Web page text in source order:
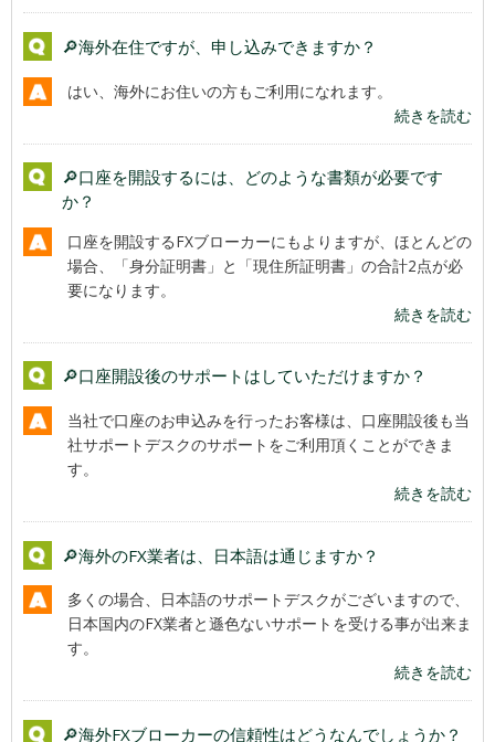
🔎海外在住ですが、申し込みできますか？
はい、海外にお住いの方もご利用になれます。
続きを読む
🔎口座を開設するには、どのような書類が必要です
か？
口座を開設するFXブローカーにもよりますが、ほとんどの
場合、「身分証明書」と「現住所証明書」の合計2点が必
要になります。
続きを読む
🔎口座開設後のサポートはしていただけますか？
当社で口座のお申込みを行ったお客様は、口座開設後も当
社サポートデスクのサポートをご利用頂くことができま
す。
続きを読む
🔎海外のFX業者は、日本語は通じますか？
多くの場合、日本語のサポートデスクがございますので、
日本国内のFX業者と遜色ないサポートを受ける事が出来ま
す。
続きを読む
🔎海外FXブローカーの信頼性はどうなんでしょうか？